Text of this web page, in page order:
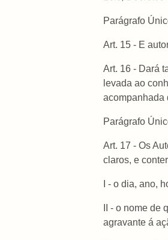
Parágrafo
Art. 15 - E
Art. 16 - Dará
levada ao
acompanhada
Parágrafo
Art. 17 - Os
claros, e
I - o dia, ano,
II - o nome
agravante á